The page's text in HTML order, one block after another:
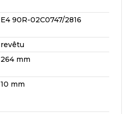
E4 90R-02C0747/2816
revêtu
264 mm
10 mm